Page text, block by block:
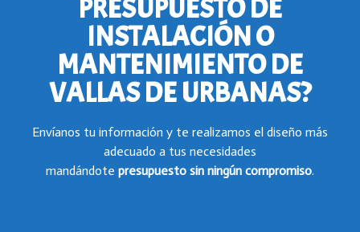
PRESUPUESTO DE
INSTALACIÓN O
MANTENIMIENTO DE
VALLAS DE URBANAS?
Envíanos tu información y te realizamos el diseño más
adecuado a tus necesidades
mandándote presupuesto sin ningún compromiso.